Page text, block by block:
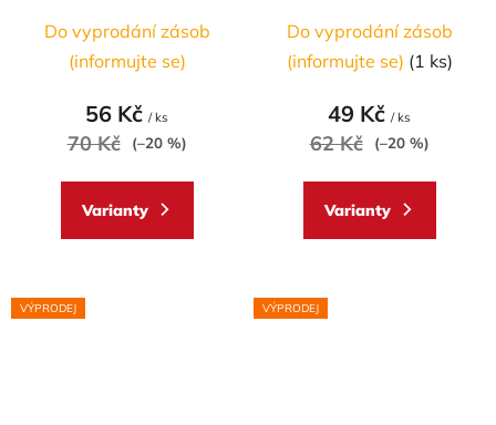
Do vyprodání zásob
(informujte se)
56 Kč / ks
70 Kč (–20 %)
Varianty
Do vyprodání zásob
(informujte se) (1 ks)
49 Kč / ks
62 Kč (–20 %)
Varianty
VÝPRODEJ VÝPRODEJ